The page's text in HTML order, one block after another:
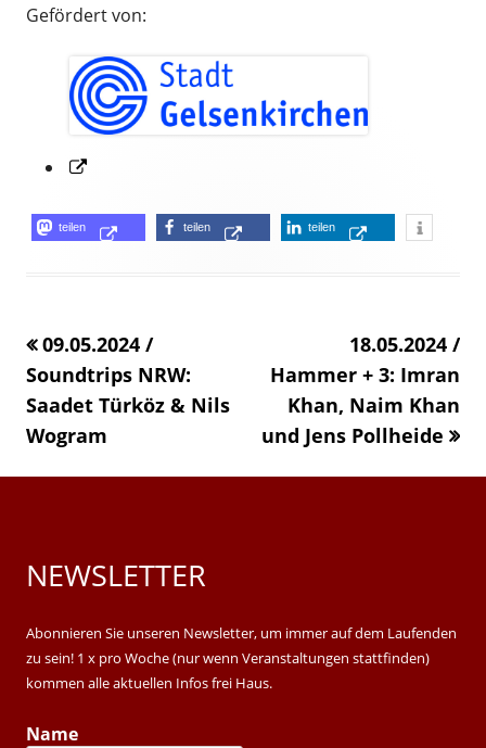
Gefördert von:
teilen
Opens
window
teilen
Opens
teilen
Opens
windownew
09.05.2024 /
Soundtrips NRW:
Saadet Türköz & Nils
Wogram
18.05.2024 /
Hammer + 3: Imran
Khan, Naim Khan
und Jens Pollheide
Main
Sidebar
NEWSLETTER
Abonnieren Sie unseren Newsletter, um immer auf dem Laufenden
zu sein! 1 x pro Woche (nur wenn Veranstaltungen stattfinden)
kommen alle aktuellen Infos frei Haus.
Name